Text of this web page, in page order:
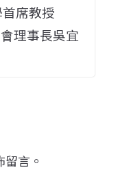
席教授
理事長吳宜
言。